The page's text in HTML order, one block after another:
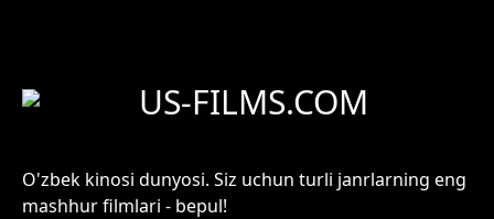
US-FILMS.COM
O'zbek kinosi dunyosi. Siz uchun turli janrlarning eng
mashhur filmlari - bepul!